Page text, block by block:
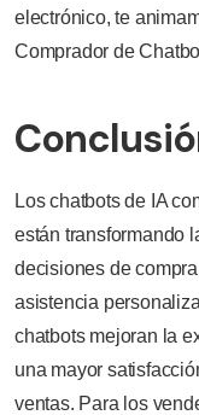
electrónico, te
Comprador de
Los chatbots de IA
están transformando
decisiones de
asistencia
chatbots mejoran la
una mayor
ventas. Para los